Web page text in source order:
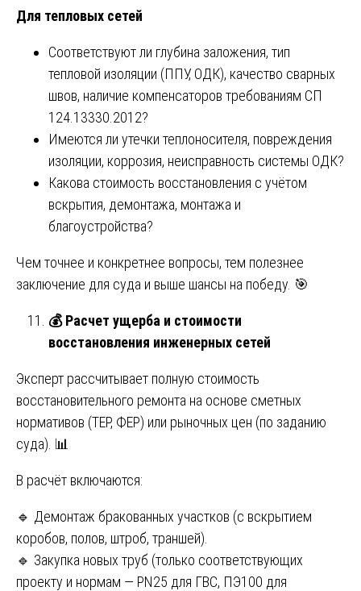
Для тепловых сетей
Соответствуют ли глубина заложения, тип
тепловой изоляции (ППУ, ОДК), качество сварных
швов, наличие компенсаторов требованиям СП
124.13330.2012?
Имеются ли утечки теплоносителя, повреждения
изоляции, коррозия, неисправность системы ОДК?
Какова стоимость восстановления с учётом
вскрытия, демонтажа, монтажа и
благоустройства?
Чем точнее и конкретнее вопросы, тем полезнее
заключение для суда и выше шансы на победу. 🎯
💰Расчет ущерба и стоимости
восстановления инженерных сетей
Эксперт рассчитывает полную стоимость
восстановительного ремонта на основе сметных
нормативов (ТЕР, ФЕР) или рыночных цен (по заданию
суда). 📊
В расчёт включаются:
🔹 Демонтаж бракованных участков (с вскрытием
коробов, полов, штроб, траншей).
🔹 Закупка новых труб (только соответствующих
проекту и нормам — PN25 для ГВС, ПЭ100 для